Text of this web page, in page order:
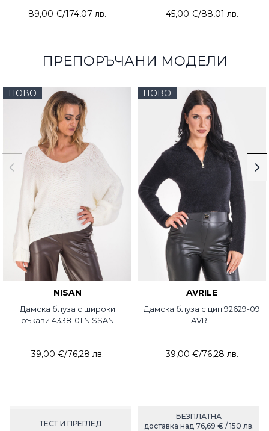
89,00 €/174,07 лв. 45,00 €/88,01 лв.
ПРЕПОРЪЧАНИ МОДЕЛИ
НОВО
NISAN
Дамска блуза с широки
ръкави 4338-01 NISSAN
39,00 €/76,28 лв.
НОВО
AVRILE
Дамска блуза с цип 92629-09
AVRIL
39,00 €/76,28 лв.
ТЕСТ И ПРЕГЛЕД
БЕЗПЛАТНА
доставка над 76,69 € / 150 лв.